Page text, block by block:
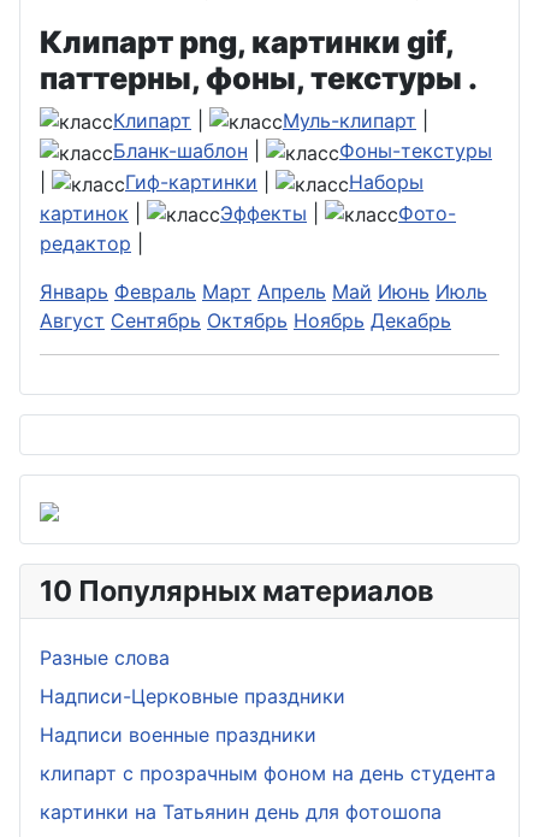
Клипарт png, картинки gif,
паттерны, фоны, текстуры .
Клипарт Муль-клипарт
Бланк-шаблон
Фоны-текстуры
Гиф-картинки
Наборы
картинок
Эффекты
Фото-
редактор
Январь Февраль Март Апрель Май Июнь Июль
Август Сентябрь Октябрь Ноябрь Декабрь
10 Популярных материалов
Разные слова
Надписи-Церковные праздники
Надписи военные праздники
клипарт с прозрачным фоном на день студента
картинки на Татьянин день для фотошопа